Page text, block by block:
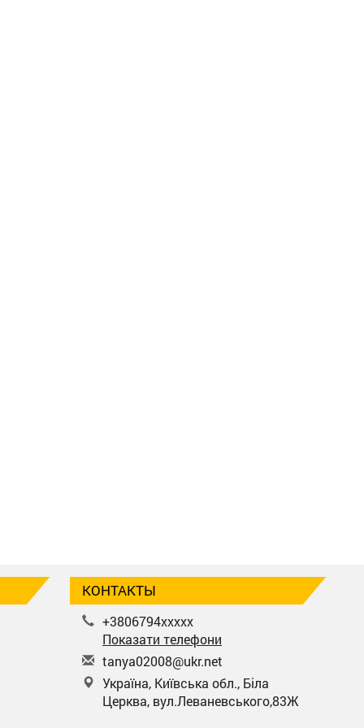
КОНТАКТЫ
+3806794xxxxx
Показати телефони
tanya02008@ukr.net
Україна, Київська обл., Біла
Церква, вул.Леваневського,83Ж